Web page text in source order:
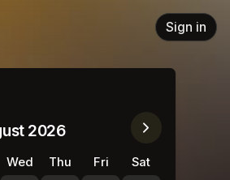
Sign in
2026
Wed Thu Fri Sat